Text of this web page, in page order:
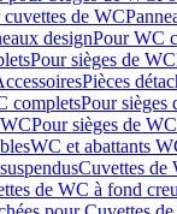
cuvettes de WC
designPour WC
Pour sièges de WC
Pièces
completsPour sièges
Pour sièges de
WC et abattants
Cuvettes de
de WC à fond